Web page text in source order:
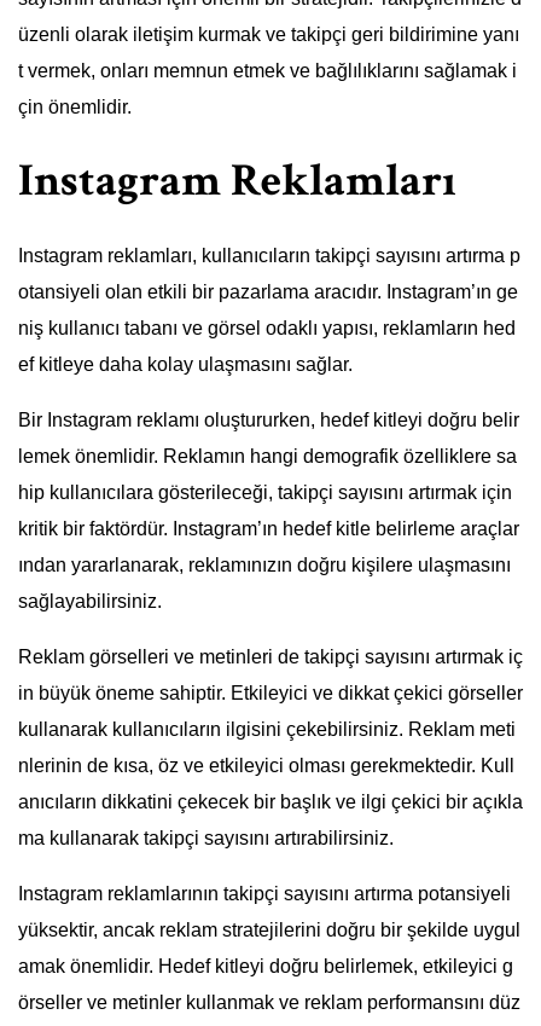
üzenli olarak iletişim kurmak ve takipçi geri bildirimine yanı
t vermek, onları memnun etmek ve bağlılıklarını sağlamak i
çin önemlidir.
Instagram Reklamları
Instagram reklamları, kullanıcıların takipçi sayısını artırma p
otansiyeli olan etkili bir pazarlama aracıdır. Instagram’ın ge
niş kullanıcı tabanı ve görsel odaklı yapısı, reklamların hed
ef kitleye daha kolay ulaşmasını sağlar.
Bir Instagram reklamı oluştururken, hedef kitleyi doğru belir
lemek önemlidir. Reklamın hangi demografik özelliklere sa
hip kullanıcılara gösterileceği, takipçi sayısını artırmak için
kritik bir faktördür. Instagram’ın hedef kitle belirleme araçlar
ından yararlanarak, reklamınızın doğru kişilere ulaşmasını
sağlayabilirsiniz.
Reklam görselleri ve metinleri de takipçi sayısını artırmak iç
in büyük öneme sahiptir. Etkileyici ve dikkat çekici görseller
kullanarak kullanıcıların ilgisini çekebilirsiniz. Reklam meti
nlerinin de kısa, öz ve etkileyici olması gerekmektedir. Kull
anıcıların dikkatini çekecek bir başlık ve ilgi çekici bir açıkla
ma kullanarak takipçi sayısını artırabilirsiniz.
Instagram reklamlarının takipçi sayısını artırma potansiyeli
yüksektir, ancak reklam stratejilerini doğru bir şekilde uygul
amak önemlidir. Hedef kitleyi doğru belirlemek, etkileyici g
örseller ve metinler kullanmak ve reklam performansını düz